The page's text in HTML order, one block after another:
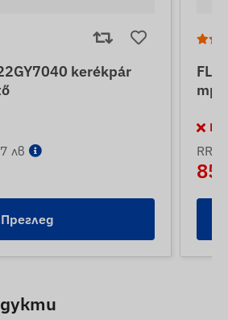
kerékpár
лв
Преглед
RRP
85